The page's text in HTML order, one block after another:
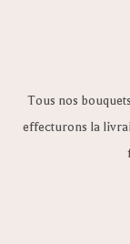
Tous nos
effecturons la